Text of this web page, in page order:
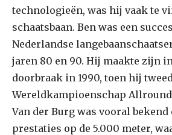
technologieën, was hij vaak te
schaatsbaan. Ben was een
Nederlandse
jaren 80 en 90. Hij maakte zijn
doorbraak in 1990, toen hij
Wereldkampioenschap
Van der Burg was vooral
prestaties op de 5.000 meter,